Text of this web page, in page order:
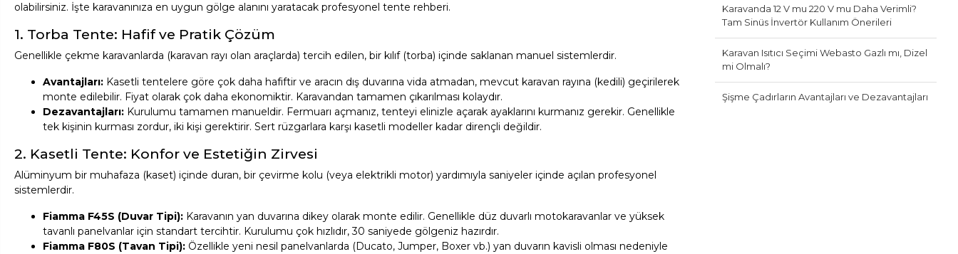
olabilirsiniz. İşte karavanınıza en uygun gölge alanını yaratacak profesyonel tente rehberi.
1. Torba Tente: Hafif ve Pratik Çözüm
Genellikle çekme karavanlarda (karavan rayı olan araçlarda) tercih edilen, bir kılıf (torba) içinde saklanan manuel sistemlerdir.
Avantajları: Kasetli tentelere göre çok daha hafiftir ve aracın dış duvarına vida atmadan, mevcut karavan rayına (kedili) geçirilerek
monte edilebilir. Fiyat olarak çok daha ekonomiktir. Karavandan tamamen çıkarılması kolaydır.
Dezavantajları: Kurulumu tamamen manueldir. Fermuarı açmanız, tenteyi elinizle açarak ayaklarını kurmanız gerekir. Genellikle
tek kişinin kurması zordur, iki kişi gerektirir. Sert rüzgarlara karşı kasetli modeller kadar dirençli değildir.
2. Kasetli Tente: Konfor ve Estetiğin Zirvesi
Alüminyum bir muhafaza (kaset) içinde duran, bir çevirme kolu (veya elektrikli motor) yardımıyla saniyeler içinde açılan profesyonel
sistemlerdir.
Fiamma F45S (Duvar Tipi): Karavanın yan duvarına dikey olarak monte edilir. Genellikle düz duvarlı motokaravanlar ve yüksek
tavanlı panelvanlar için standart tercihtir. Kurulumu çok hızlıdır, 30 saniyede gölgeniz hazırdır.
Fiamma F80S (Tavan Tipi): Özellikle yeni nesil panelvanlarda (Ducato, Jumper, Boxer vb.) yan duvarın kavisli olması nedeniyle
Karavanda 12 V mu 220 V mu Daha Verimli?
Tam Sinüs İnvertör Kullanım Önerileri
Karavan Isıtıcı Seçimi Webasto Gazlı mı, Dizel
mi Olmalı?
Şişme Çadırların Avantajları ve Dezavantajları